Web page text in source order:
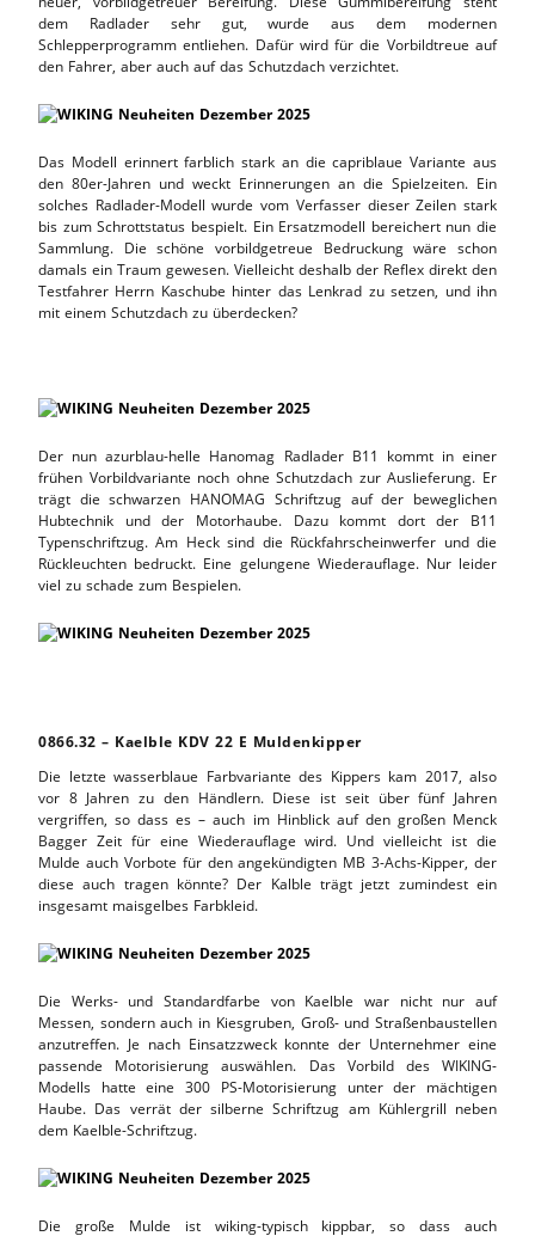
dem Radlader sehr gut, wurde aus dem modernen
Schlepperprogramm entliehen. Dafür wird für die Vorbildtreue auf
den Fahrer, aber auch auf das Schutzdach verzichtet.
Das Modell erinnert farblich stark an die capriblaue Variante aus
den 80er-Jahren und weckt Erinnerungen an die Spielzeiten. Ein
solches Radlader-Modell wurde vom Verfasser dieser Zeilen stark
bis zum Schrottstatus bespielt. Ein Ersatzmodell bereichert nun die
Sammlung. Die schöne vorbildgetreue Bedruckung wäre schon
damals ein Traum gewesen. Vielleicht deshalb der Reflex direkt den
Testfahrer Herrn Kaschube hinter das Lenkrad zu setzen, und ihn
mit einem Schutzdach zu überdecken?
Der nun azurblau-helle Hanomag Radlader B11 kommt in einer
frühen Vorbildvariante noch ohne Schutzdach zur Auslieferung. Er
trägt die schwarzen HANOMAG Schriftzug auf der beweglichen
Hubtechnik und der Motorhaube. Dazu kommt dort der B11
Typenschriftzug. Am Heck sind die Rückfahrscheinwerfer und die
Rückleuchten bedruckt. Eine gelungene Wiederauflage. Nur leider
viel zu schade zum Bespielen.
0866.32 – Kaelble KDV 22 E Muldenkipper
Die letzte wasserblaue Farbvariante des Kippers kam 2017, also
vor 8 Jahren zu den Händlern. Diese ist seit über fünf Jahren
vergriffen, so dass es – auch im Hinblick auf den großen Menck
Bagger Zeit für eine Wiederauflage wird. Und vielleicht ist die
Mulde auch Vorbote für den angekündigten MB 3-Achs-Kipper, der
diese auch tragen könnte? Der Kalble trägt jetzt zumindest ein
insgesamt maisgelbes Farbkleid.
Die Werks- und Standardfarbe von Kaelble war nicht nur auf
Messen, sondern auch in Kiesgruben, Groß- und Straßenbaustellen
anzutreffen. Je nach Einsatzzweck konnte der Unternehmer eine
passende Motorisierung auswählen. Das Vorbild des WIKING-
Modells hatte eine 300 PS-Motorisierung unter der mächtigen
Haube. Das verrät der silberne Schriftzug am Kühlergrill neben
dem Kaelble-Schriftzug.
Die große Mulde ist wiking-typisch kippbar, so dass auch